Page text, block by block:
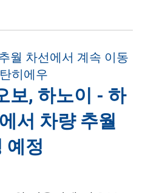
보, 하노이 - 하
서 차량 추월
예정